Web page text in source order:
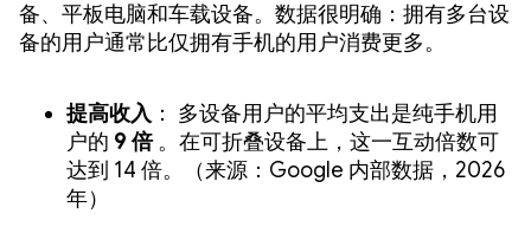
备、平板电脑和车载设备。数据很明确：拥有多台设
备的用户通常比仅拥有手机的用户消费更多。
提高收入 ： 多设备用户的平均支出是纯手机用
户的 9 倍。在可折叠设备上，这一互动倍数可
达到 14 倍。（来源：Google 内部数据，2026
年）